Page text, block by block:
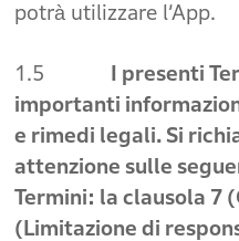
potrà utilizzare l’App.
1.5
I presenti
importanti
e rimedi legali. Si
attenzione sulle
Termini: la clausola 7
(Limitazione di